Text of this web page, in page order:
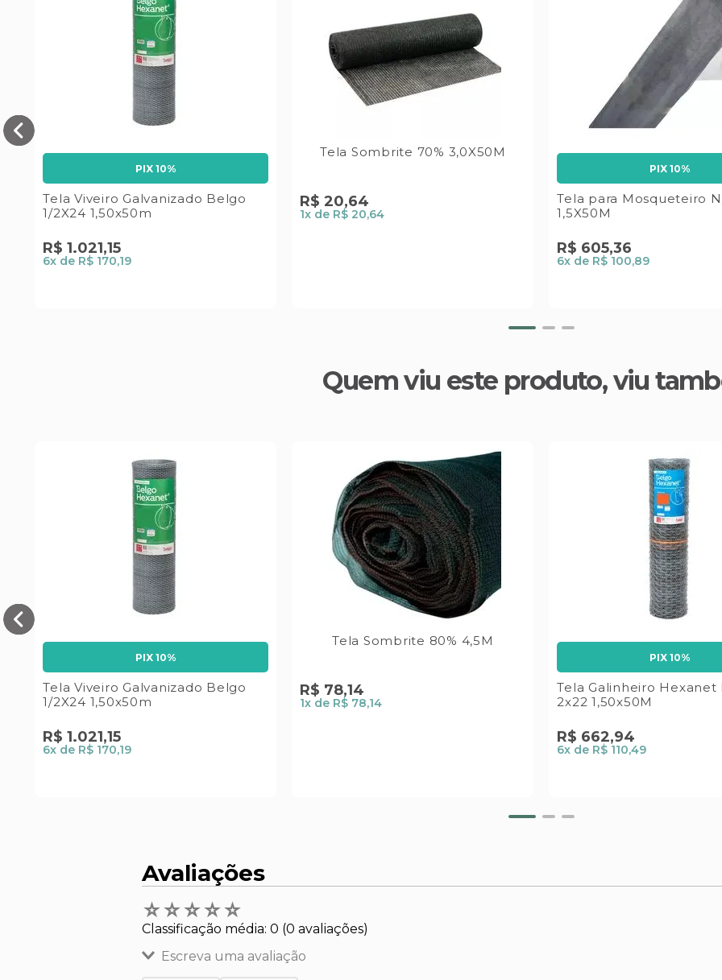
PIX 10%
Tela Viveiro Galvanizado Belgo
1/2X24 1,50x50m
R$ 1.021,15
6x de R$ 170,19
Tela Sombrite 70% 3,0X50M
R$ 20,64
1x de R$ 20,64
PIX 10%
Tela para Mosqueteiro
1,5X50M
R$ 605,36
6x de R$ 100,89
Quem viu este produto, viu
PIX 10%
Tela Viveiro Galvanizado Belgo
1/2X24 1,50x50m
R$ 1.021,15
6x de R$ 170,19
Tela Sombrite 80% 4,5M
R$ 78,14
1x de R$ 78,14
PIX 10%
Tela Galinheiro
2x22 1,50x50M
R$ 662,94
6x de R$ 110,49
Avaliações
☆☆☆☆☆
Classificação média: 0 (0 avaliações)
Escreva uma avaliação